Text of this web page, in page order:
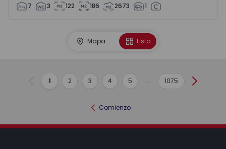
7 3 122 186 2673 1
Mapa Lista
Anterior
1 2 3 4 5 ... 1075
Comienzo